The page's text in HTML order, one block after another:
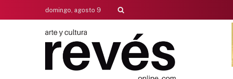
domingo, agosto 9